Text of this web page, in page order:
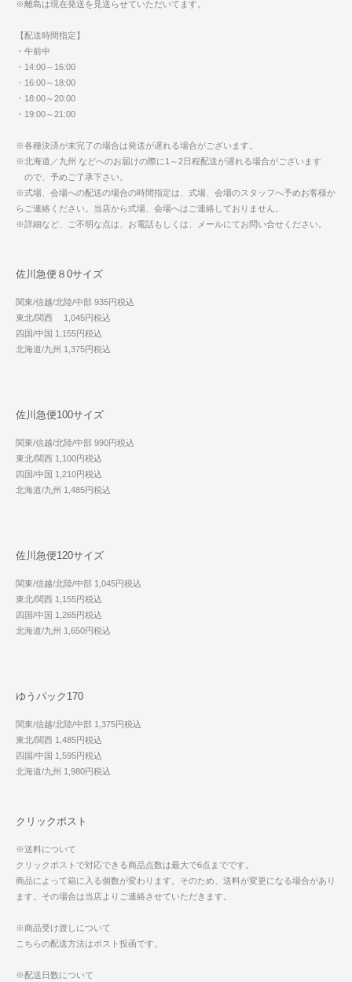
※離島は現在発送を見送らせていただいてます。
【配送時間指定】
・午前中
・14:00～16:00
・16:00～18:00
・18:00～20:00
・19:00～21:00
※各種決済が未完了の場合は発送が遅れる場合がございます。
※北海道／九州 などへのお届けの際に1～2日程配送が遅れる場合がございます
ので、予めご了承下さい。
※式場、会場への配送の場合の時間指定は、式場、会場のスタッフへ予めお客様か
らご連絡ください。当店から式場、会場へはご連絡しておりません。
※詳細など、ご不明な点は、お電話もしくは、メールにてお問い合せください。
佐川急便８0サイズ
関東/信越/北陸/中部 935円税込
東北/関西 1,045円税込
四国/中国 1,155円税込
北海道/九州 1,375円税込
佐川急便100サイズ
関東/信越/北陸/中部 990円税込
東北/関西 1,100円税込
四国/中国 1,210円税込
北海道/九州 1,485円税込
佐川急便120サイズ
関東/信越/北陸/中部 1,045円税込
東北/関西 1,155円税込
四国/中国 1,265円税込
北海道/九州 1,650円税込
ゆうパック170
関東/信越/北陸/中部 1,375円税込
東北/関西 1,485円税込
四国/中国 1,595円税込
北海道/九州 1,980円税込
クリックポスト
※送料について
クリックポストで対応できる商品点数は最大で6点までです。
商品によって箱に入る個数が変わります。そのため、送料が変更になる場合があり
ます。その場合は当店よりご連絡させていただきます。
※商品受け渡しについて
こちらの配送方法はポスト投函です。
※配送日数について